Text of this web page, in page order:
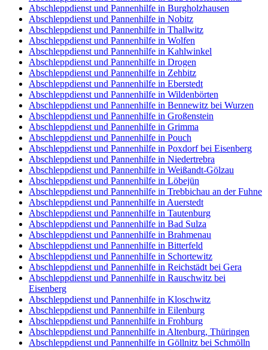
Abschleppdienst und Pannenhilfe in Burgholzhausen
Abschleppdienst und Pannenhilfe in Nobitz
Abschleppdienst und Pannenhilfe in Thallwitz
Abschleppdienst und Pannenhilfe in Wolfen
Abschleppdienst und Pannenhilfe in Kahlwinkel
Abschleppdienst und Pannenhilfe in Drogen
Abschleppdienst und Pannenhilfe in Zehbitz
Abschleppdienst und Pannenhilfe in Eberstedt
Abschleppdienst und Pannenhilfe in Wildenbörten
Abschleppdienst und Pannenhilfe in Bennewitz bei Wurzen
Abschleppdienst und Pannenhilfe in Großenstein
Abschleppdienst und Pannenhilfe in Grimma
Abschleppdienst und Pannenhilfe in Pouch
Abschleppdienst und Pannenhilfe in Poxdorf bei Eisenberg
Abschleppdienst und Pannenhilfe in Niedertrebra
Abschleppdienst und Pannenhilfe in Weißandt-Gölzau
Abschleppdienst und Pannenhilfe in Löbejün
Abschleppdienst und Pannenhilfe in Trebbichau an der Fuhne
Abschleppdienst und Pannenhilfe in Auerstedt
Abschleppdienst und Pannenhilfe in Tautenburg
Abschleppdienst und Pannenhilfe in Bad Sulza
Abschleppdienst und Pannenhilfe in Brahmenau
Abschleppdienst und Pannenhilfe in Bitterfeld
Abschleppdienst und Pannenhilfe in Schortewitz
Abschleppdienst und Pannenhilfe in Reichstädt bei Gera
Abschleppdienst und Pannenhilfe in Rauschwitz bei
Eisenberg
Abschleppdienst und Pannenhilfe in Kloschwitz
Abschleppdienst und Pannenhilfe in Eilenburg
Abschleppdienst und Pannenhilfe in Frohburg
Abschleppdienst und Pannenhilfe in Altenburg, Thüringen
Abschleppdienst und Pannenhilfe in Göllnitz bei Schmölln